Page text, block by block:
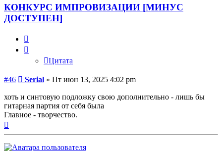
КОНКУРС ИМПРОВИЗАЦИИ [МИНУС
ДОСТУПЕН]
Цитата
#46 Сообщение
Serial » Пт июн 13, 2025 4:02 pm
хоть и синтовую подложку свою дополнительно - лишь бы
гитарная партия от себя была
Главное - творчество.